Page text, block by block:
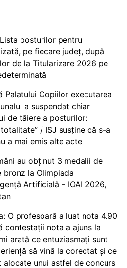
posturilor pentru
pe fiecare județ, după
de la Titularizare 2026 pe
Palatului Copiilor executarea
a suspendat chiar
de tăiere a posturilor:
/ ISJ susține că s-a
a mai emis alte acte
au obținut 3 medalii de
bronz la Olimpiada
Artificială – IOAI 2026,
O profesoară a luat nota 4.90
contestații nota a ajuns la
arată ce entuziasmați sunt
să vină la corectat și ce
alocate unui astfel de concurs